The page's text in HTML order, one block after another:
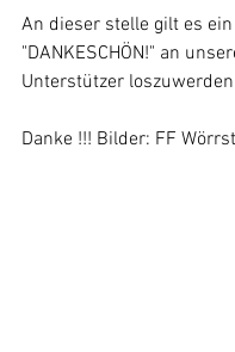
An dieser stelle gilt es
"DANKESCHÖN!" an
Unterstützer
Danke !!! Bilder: FF